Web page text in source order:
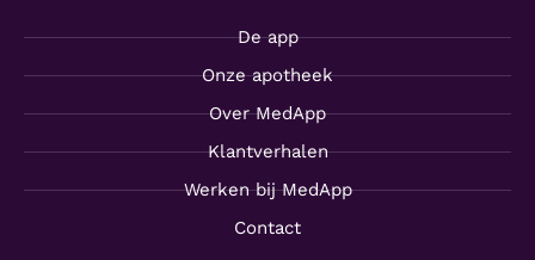
De app
Onze apotheek
Over MedApp
Klantverhalen
Werken bij MedApp
Contact